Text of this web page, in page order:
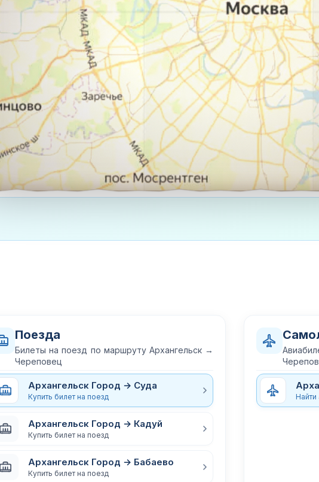
Поезда
Билеты на поезд по маршруту Архангельск →
Череповец
Архангельск Город → Суда
Купить билет на поезд
Архангельск Город → Кадуй
Купить билет на поезд
Архангельск Город → Бабаево
Купить билет на поезд
Найти